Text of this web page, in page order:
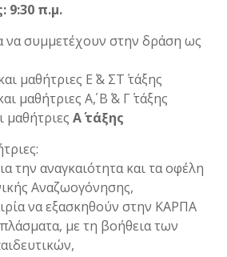
9:30 π.μ.
να συμμετέχουν στην δράση ως
μαθήτριες Ε΄ & ΣΤ΄ τάξης
μαθήτριες Α΄, Β΄ & Γ΄ τάξης
μαθήτριες Α΄ τάξης
την αναγκαιότητα και τα οφέλη
Αναζωογόνησης,
να εξασκηθούν στην ΚΑΡΠΑ
με τη βοήθεια των